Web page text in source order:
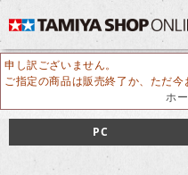
申し訳ございません。
ご指定の商品は販売終了か、ただ今
ホ
PC